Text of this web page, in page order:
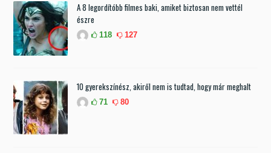
A 8 legordítóbb filmes baki, amiket biztosan nem vettél
észre
118 127
10 gyerekszínész, akiről nem is tudtad, hogy már meghalt
71 80